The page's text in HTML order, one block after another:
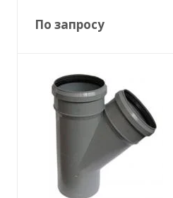
По запросу